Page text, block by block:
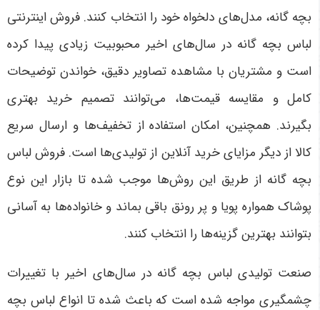
بچه گانه، مدل‌های دلخواه خود را انتخاب کنند. فروش اینترنتی
لباس بچه گانه در سال‌های اخیر محبوبیت زیادی پیدا کرده
است و مشتریان با مشاهده تصاویر دقیق، خواندن توضیحات
کامل و مقایسه قیمت‌ها، می‌توانند تصمیم خرید بهتری
بگیرند. همچنین، امکان استفاده از تخفیف‌ها و ارسال سریع
کالا از دیگر مزایای خرید آنلاین از تولیدی‌ها است. فروش لباس
بچه گانه از طریق این روش‌ها موجب شده تا بازار این نوع
پوشاک همواره پویا و پر رونق باقی بماند و خانواده‌ها به آسانی
بتوانند بهترین گزینه‌ها را انتخاب کنند.
صنعت تولیدی لباس بچه گانه در سال‌های اخیر با تغییرات
چشمگیری مواجه شده است که باعث شده تا انواع لباس بچه